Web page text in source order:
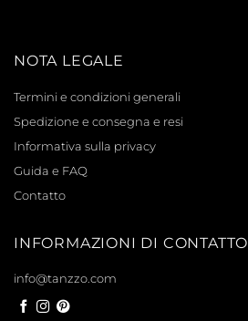
NOTA LEGALE
Termini e condizioni generali
Spedizione e consegna e resi
Informativa sulla privacy
Guida e FAQ
Contatto
INFORMAZIONI DI CONTATTO
info@tanzzo.com